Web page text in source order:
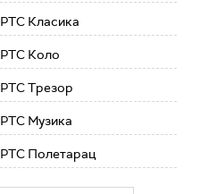
РТС Класика
РТС Коло
РТС Трезор
РТС Музика
РТС Полетарац